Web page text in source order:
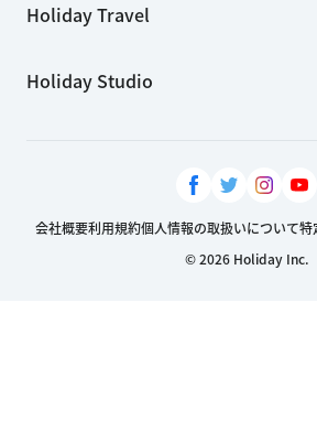
Holiday Travel
Holiday Studio
会社概要利用規約個人情報の取扱いについて特
© 2026 Holiday Inc.